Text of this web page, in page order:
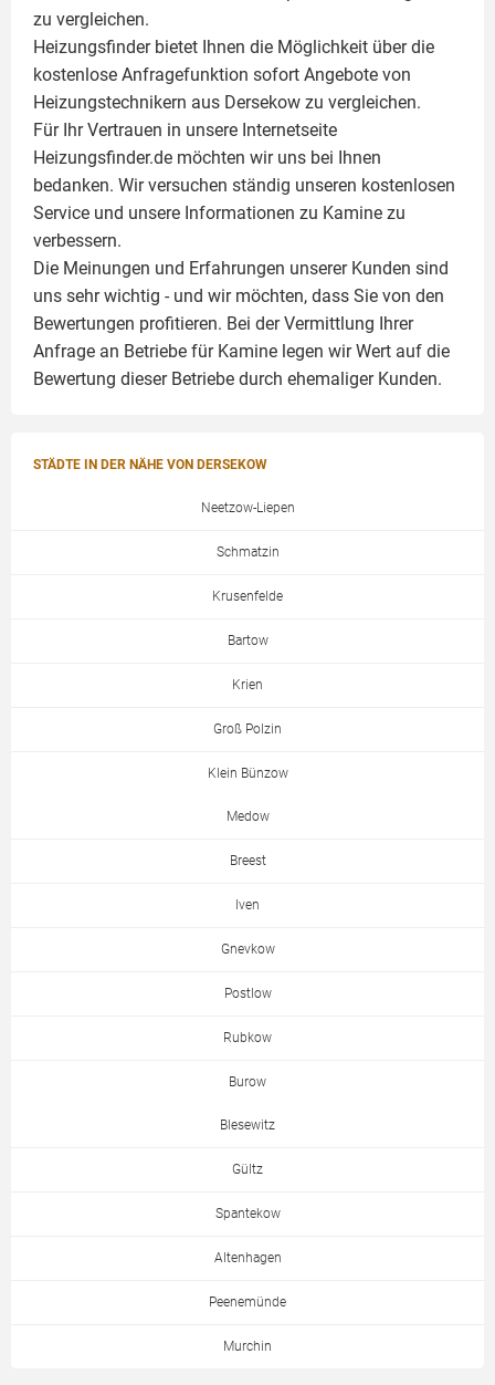
zu vergleichen.
Heizungsfinder bietet Ihnen die Möglichkeit über die
kostenlose Anfragefunktion sofort Angebote von
Heizungstechnikern aus Dersekow zu vergleichen.
Für Ihr Vertrauen in unsere Internetseite
Heizungsfinder.de möchten wir uns bei Ihnen
bedanken. Wir versuchen ständig unseren kostenlosen
Service und unsere Informationen zu Kamine zu
verbessern.
Die Meinungen und Erfahrungen unserer Kunden sind
uns sehr wichtig - und wir möchten, dass Sie von den
Bewertungen profitieren. Bei der Vermittlung Ihrer
Anfrage an Betriebe für Kamine legen wir Wert auf die
Bewertung dieser Betriebe durch ehemaliger Kunden.
STÄDTE IN DER NÄHE VON DERSEKOW
Neetzow-Liepen
Schmatzin
Krusenfelde
Bartow
Krien
Groß Polzin
Klein Bünzow
Medow
Breest
Iven
Gnevkow
Postlow
Rubkow
Burow
Blesewitz
Gültz
Spantekow
Altenhagen
Peenemünde
Murchin